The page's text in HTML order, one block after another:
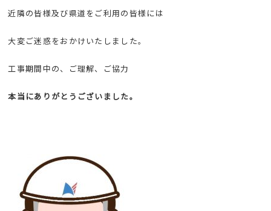
近隣の皆様及び県道をご利用の皆様には
大変ご迷惑をおかけいたしました。
工事期間中の、ご理解、ご協力
本当にありがとうございました。